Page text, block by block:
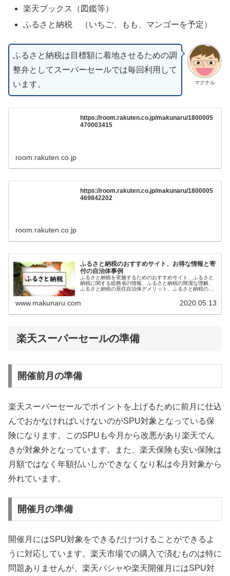
楽天ブックス（図鑑等）
ふるさと納税 （いちご、もも、マンゴーを予定）
マクナル
ふるさと納税は目標額に着地させるための調
整弁としてスーパーセールでは毎回利用して
います。
https://room.rakuten.co.jp/makunaru/1800005
470003415
room.rakuten.co.jp
https://room.rakuten.co.jp/makunaru/1800005
469842202
room.rakuten.co.jp
ふるさと納税のおすすめサイト、お得な情報と寄
付の自治体事例
ふるさと納税を実施するためのおすすめサイト、ふるさと
納税に関する総務省の情報、ふるさと納税の簡潔な理解、
ふるさと納税の居住自治体デメリット、ふるさと納税のお
www.makunaru.com 2020.05.13
楽天スーパーセールの準備
開催前月の準備
楽天スーパーセールでポイントを上げるために前月に仕込
んでおかなければいけないのがSPU対象となっている保
険になります。このSPUも今月から改悪があり楽天でん
きが対象外となっています。また、楽天保険も安い保険は
月額ではなく年額払いしかできなくなり私は今月対象から
外れています。
開催月の準備
開催月にはSPU対象をできるだけつけることができるよ
うに対応しています。楽天市場での購入で済むものは特に
問題ありませんが、楽天パシャや楽天開催月にはSPU対